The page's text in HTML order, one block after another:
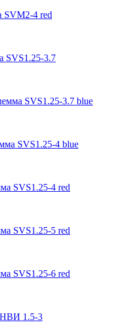
SVM2-4 red
SVS1.25-3.7
SVS1.25-3.7 blue
SVS1.25-4 blue
SVS1.25-4 red
SVS1.25-5 red
SVS1.25-6 red
1.5-3